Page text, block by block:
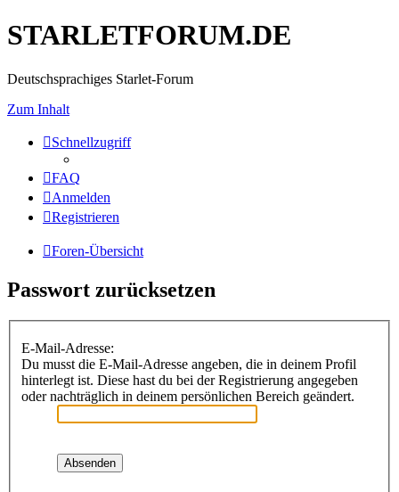
STARLETFORUM.DE
Deutschsprachiges Starlet-Forum
Zum Inhalt
Schnellzugriff
FAQ
Anmelden
Registrieren
Foren-Übersicht
Passwort zurücksetzen
E-Mail-Adresse:
Du musst die E-Mail-Adresse angeben, die in deinem Profil
hinterlegt ist. Diese hast du bei der Registrierung angegeben
oder nachträglich in deinem persönlichen Bereich geändert.